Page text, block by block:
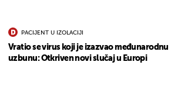
PACIJENT U IZOLACIJI
Vratio se virus koji je izazvao međunarodnu
uzbunu: Otkriven novi slučaj u Europi